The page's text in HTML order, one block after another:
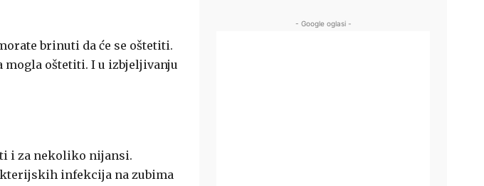
brinuti da će se oštetiti.
mogla oštetiti. I u izbjeljivanju
i za nekoliko nijansi.
infekcija na zubima
- Google oglasi -